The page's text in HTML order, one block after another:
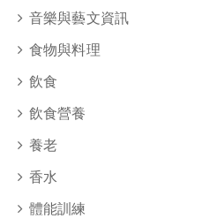
音樂與藝文資訊
食物與料理
飲食
飲食營養
養老
香水
體能訓練